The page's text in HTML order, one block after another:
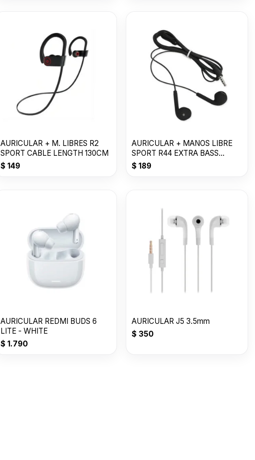
AURICULAR + M. LIBRES R2
SPORT CABLE LENGTH 130CM
$ 149
AURICULAR + MANOS LIBRE
SPORT R44 EXTRA BASS
CABLE 135MM
$ 189
AURICULAR REDMI BUDS 6
LITE - WHITE
$ 1.790
AURICULAR J5 3.5mm
$ 350